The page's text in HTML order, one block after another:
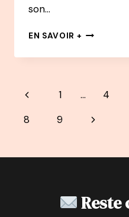
son…
EN SAVOIR + EN
PODCAST
1
NADIA
PARENTALE
Navigation
de
Page
précédente
1 … 4
8
9
Page
Reste